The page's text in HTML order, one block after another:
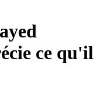
ce qu'il